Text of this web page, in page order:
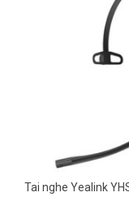
Tai nghe Yealink